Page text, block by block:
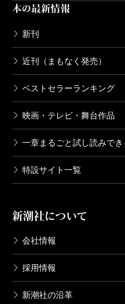
本の最新情報
新刊
近刊（まもなく発売）
ベストセラーランキング
映画・テレビ・舞台作品
一章まるごと試し読みでき
特設サイト一覧
新潮社について
会社情報
採用情報
新潮社の沿革